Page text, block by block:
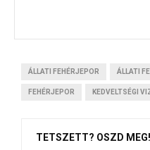
ÁLLATI FEHÉRJEPOR ÁLLATI
FEHÉRJEPOR KEDVELTSÉGI
TETSZETT? OSZD MEG!